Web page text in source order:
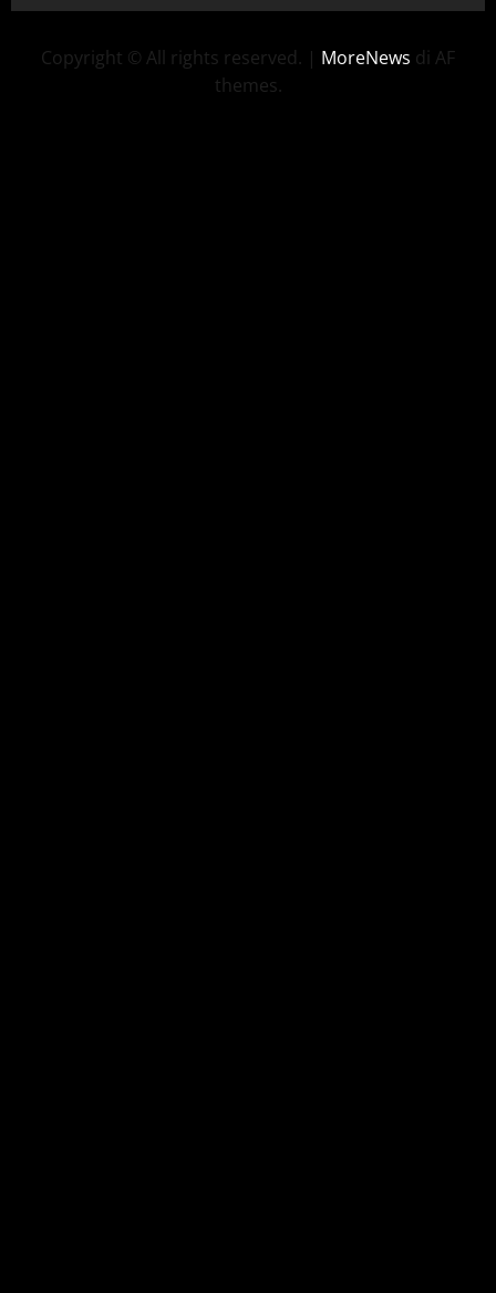
Copyright © All rights reserved. | MoreNews di AF
themes.